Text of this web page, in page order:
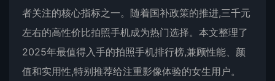
者关注的核心指标之一。随着国补政策的推进,三千元
左右的高性价比拍照手机成为热门选择。本文整理了
2025年最值得入手的拍照手机排行榜,兼顾性能、颜
值和实用性,特别推荐给注重影像体验的女生用户。